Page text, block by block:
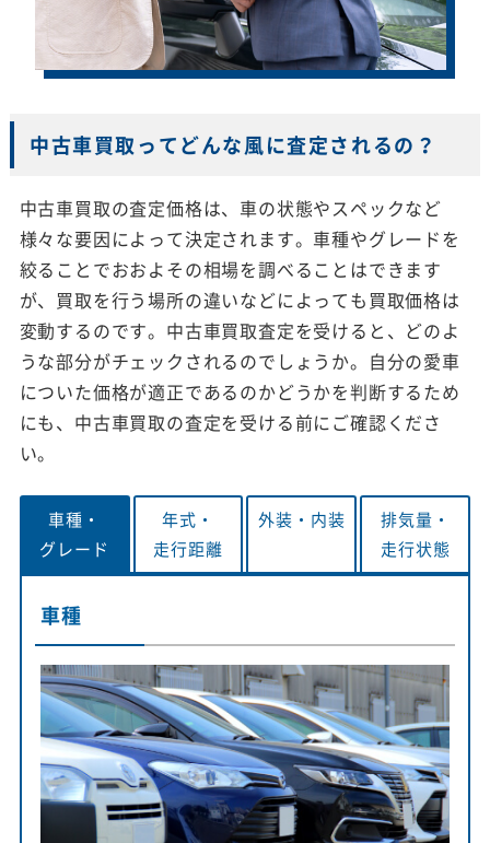
中古車買取ってどんな風に査定されるの？
中古車買取の査定価格は、車の状態やスペックなど
様々な要因によって決定されます。車種やグレードを
絞ることでおおよその相場を調べることはできます
が、買取を行う場所の違いなどによっても買取価格は
変動するのです。中古車買取査定を受けると、どのよ
うな部分がチェックされるのでしょうか。自分の愛車
についた価格が適正であるのかどうかを判断するため
にも、中古車買取の査定を受ける前にご確認くださ
い。
車種・
グレード
年式・
走行距離
外装・ 内装
排気量・
走行状態
車種